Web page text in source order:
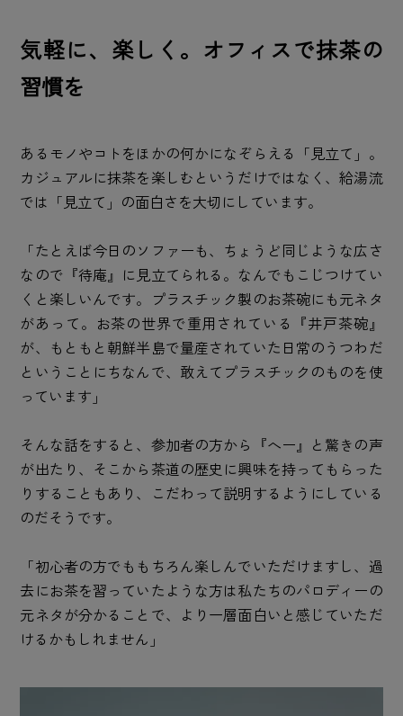
気軽に、楽しく。オフィスで抹茶の
習慣を
あるモノやコトをほかの何かになぞらえる「見立て」。
カジュアルに抹茶を楽しむというだけではなく、給湯流
では「見立て」の面白さを大切にしています。
「たとえば今日のソファーも、ちょうど同じような広さ
なので『待庵』に見立てられる。なんでもこじつけてい
くと楽しいんです。プラスチック製のお茶碗にも元ネタ
があって。お茶の世界で重用されている『井戸茶碗』
が、もともと朝鮮半島で量産されていた日常のうつわだ
ということにちなんで、敢えてプラスチックのものを使
っています」
そんな話をすると、参加者の方から『へー』と驚きの声
が出たり、そこから茶道の歴史に興味を持ってもらった
りすることもあり、こだわって説明するようにしている
のだそうです。
「初心者の方でももちろん楽しんでいただけますし、過
去にお茶を習っていたような方は私たちのパロディーの
元ネタが分かることで、より一層面白いと感じていただ
けるかもしれません」